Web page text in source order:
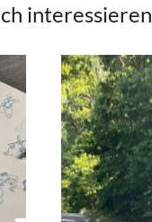
interessieren